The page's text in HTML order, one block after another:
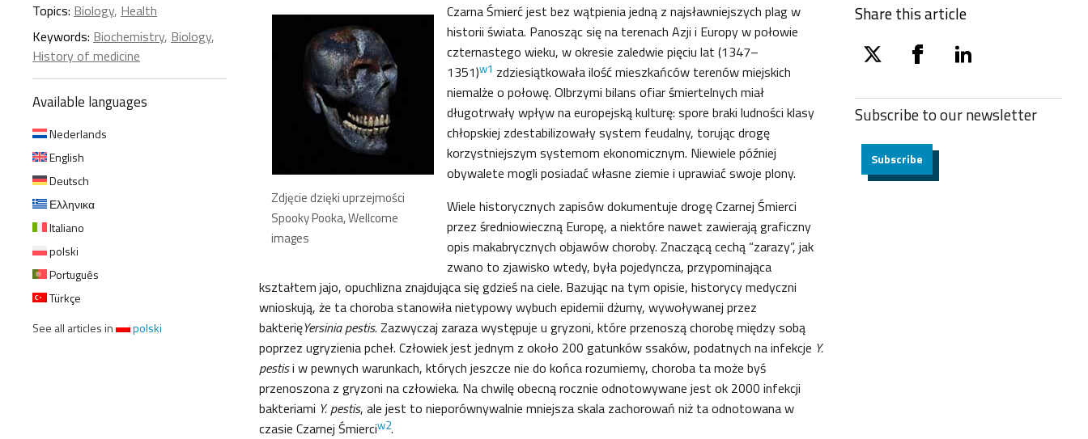
Topics: Biology, Health
Keywords: Biochemistry, Biology,
History of medicine
Available languages
Nederlands
English
Deutsch
Ελληνικα
Italiano
polski
Português
Türkçe
See all articles in
polski
Zdjęcie dzięki uprzejmości
Spooky Pooka, Wellcome
images
Czarna Śmierć jest bez wątpienia jedną z najsławniejszych plag w
historii świata. Panosząc się na terenach Azji i Europy w połowie
czternastego wieku, w okresie zaledwie pięciu lat (1347–
1351)w1 zdziesiątkowała ilość mieszkańców terenów miejskich
niemalże o połowę. Olbrzymi bilans ofiar śmiertelnych miał
długotrwały wpływ na europejską kulturę: spore braki ludności klasy
chłopskiej zdestabilizowały system feudalny, torując drogę
korzystniejszym systemom ekonomicznym. Niewiele później
obywalete mogli posiadać własne ziemie i uprawiać swoje plony.
Wiele historycznych zapisów dokumentuje drogę Czarnej Śmierci
przez średniowieczną Europę, a niektóre nawet zawierają graficzny
opis makabrycznych objawów choroby. Znaczącą cechą “zarazy”, jak
zwano to zjawisko wtedy, była pojedyncza, przypominająca
kształtem jajo, opuchlizna znajdująca się gdzieś na ciele. Bazując na tym opisie, historycy medyczni
wnioskują, że ta choroba stanowiła nietypowy wybuch epidemii dżumy, wywoływanej przez
bakterięYersinia pestis. Zazwyczaj zaraza występuje u gryzoni, które przenoszą chorobę między sobą
poprzez ugryzienia pcheł. Człowiek jest jednym z około 200 gatunków ssaków, podatnych na infekcje Y.
pestisi w pewnych warunkach, których jeszcze nie do końca rozumiemy, choroba ta może byś
przenoszona z gryzoni na człowieka. Na chwilę obecną rocznie odnotowywane jest ok 2000 infekcji
bakteriami Y. pestis, ale jest to nieporównywalnie mniejsza skala zachorowań niż ta odnotowana w
czasie Czarnej Śmierciw2.
Share this article
twitter facebooklinkedin
Subscribe to ournewsletter
Subscribe